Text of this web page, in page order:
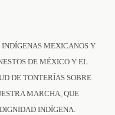
INDÍGENAS MEXICANOS Y
DE MÉXICO Y EL
DE TONTERÍAS SOBRE
MARCHA, QUE
INDÍGENA.